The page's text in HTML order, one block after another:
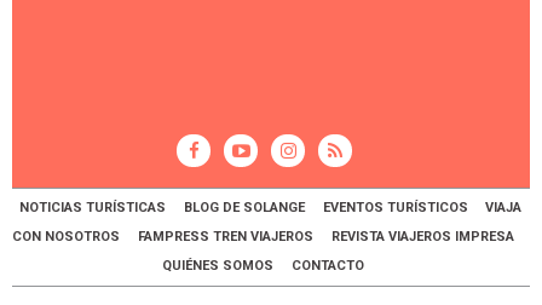
NOTICIAS TURÍSTICAS BLOG DE SOLANGE EVENTOS TURÍSTICOS
VIAJA
CON NOSOTROS
FAMPRESS TREN VIAJEROS
REVISTA VIAJEROS IMPRESA
QUIÉNES SOMOS
CONTACTO